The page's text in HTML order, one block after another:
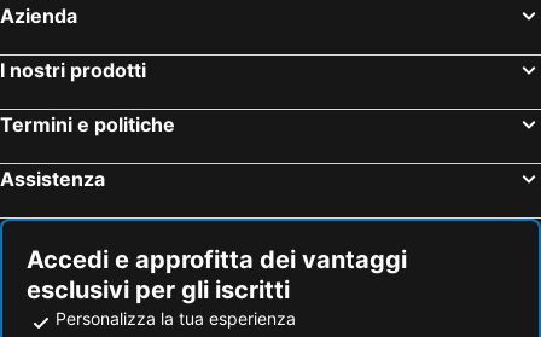
Hotel Villa Conte Riccardi
Relais Almaranto
La Fornace
Relais Del Castello Di Oviglio
Villa Castelletto
Agorà Hotel
B&B La Quercia
Locanda dal Giangi
Locanda del Boscogrande
Marchesi Incisa Winery Lodge
Azienda
I nostri prodotti
Termini e politiche
Assistenza
Accedi e approfitta dei vantaggi
esclusivi per gli iscritti
Personalizza la tua esperienza